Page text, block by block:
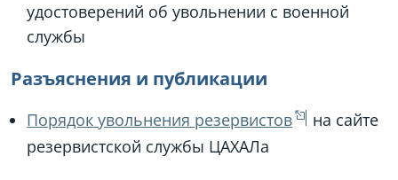
удостоверений об увольнении с военной
службы
Разъяснения и публикации
Порядок увольнения резервистов
на сайте
резервистской службы ЦАХАЛа